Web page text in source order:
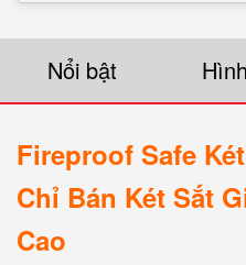
Nổi bật
Fireproof Safe
Chỉ Bán Két Sắt
Cao